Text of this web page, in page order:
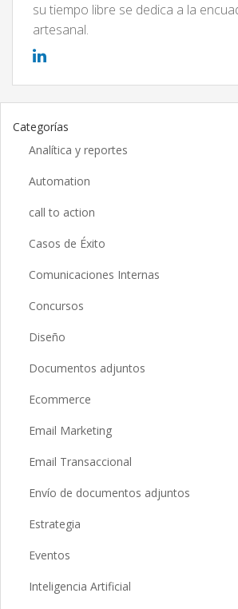
su tiempo libre se dedica a la
artesanal.
Categorías
Analítica y reportes
Automation
call to action
Casos de Éxito
Comunicaciones Internas
Concursos
Diseño
Documentos adjuntos
Ecommerce
Email Marketing
Email Transaccional
Envío de documentos adjuntos
Estrategia
Eventos
Inteligencia Artificial